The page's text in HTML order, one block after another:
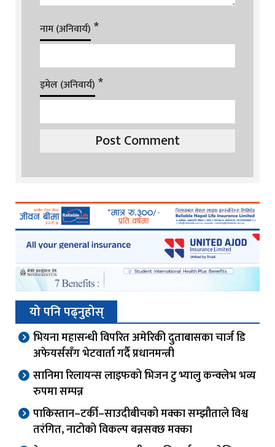
नाम (अनिवार्य) *
इमेल (अनिवार्य) *
यो पनि पढ्नुहोस्
भियना महासन्धी विपरित अमेरिकी दुताबासका चार्ज डि
अफेयर्ससँग भेटवार्ता गर्दै प्रधानमन्त्री
सानिमा रिलायन्स लाइफको भिजन टु भ्यालु कन्क्लेभ भव्य
रुपमा सम्पन्न
पाकिस्तान–टर्की–साउदीबीचको मक्का सम्झौताले विश्व
तरंगित, नाटोको विकल्प बन्नसक्छ मक्का